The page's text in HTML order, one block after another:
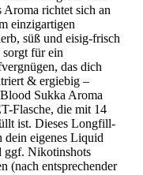
Aroma richtet sich an
einzigartigen
süß und eisig-frisch
für ein
das dich
& ergiebig –
Sukka Aroma
Flasche, die mit 14
ist. Dieses Longfill-
dein eigenes Liquid
ggf. Nikotinshots
(nach entsprechender